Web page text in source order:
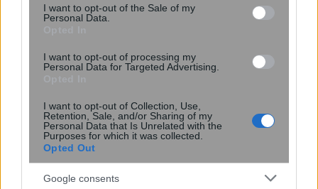
consent section.
I want to opt-out of the Sale of my
Personal Data.
I want to opt-out of processing my
Personal Data for Targeted Advertising.
I want to opt-out of Collection, Use,
Retention, Sale, and/or Sharing of my
Personal Data that Is Unrelated with the
Purposes for which it was collected.
Opted Out
Google consents